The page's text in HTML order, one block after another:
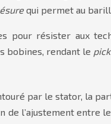
qui permet au
pour résister aux
bobines, rendant le
par le stator, la
de l’ajustement